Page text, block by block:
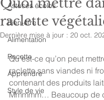
Astuces écolos
Bien-être
Alimentation
Recette
Apprendre
Style de vie
raclette
Dernière mise à jour : 20 oct.
Qu’est-ce qu’on peut
raclette sans viandes ni
contenant des produits
Mmmmm… Beaucoup de